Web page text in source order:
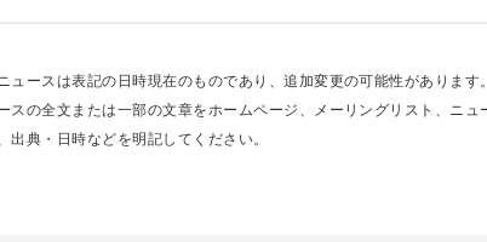
ュースは表記の日時現在のものであり、追加変更の可能性があります。
スの全文または一部の文章をホームページ、メーリングリスト、ニ
出典・日時などを明記してください。